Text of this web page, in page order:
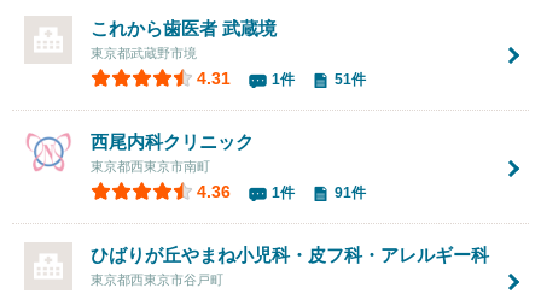
これから歯医者 武蔵境
東京都武蔵野市境
4.31 1件 51件
西尾内科クリニック
東京都西東京市南町
4.36 1件 91件
ひばりが丘やまね小児科・皮フ科・アレルギー科
東京都西東京市谷戸町